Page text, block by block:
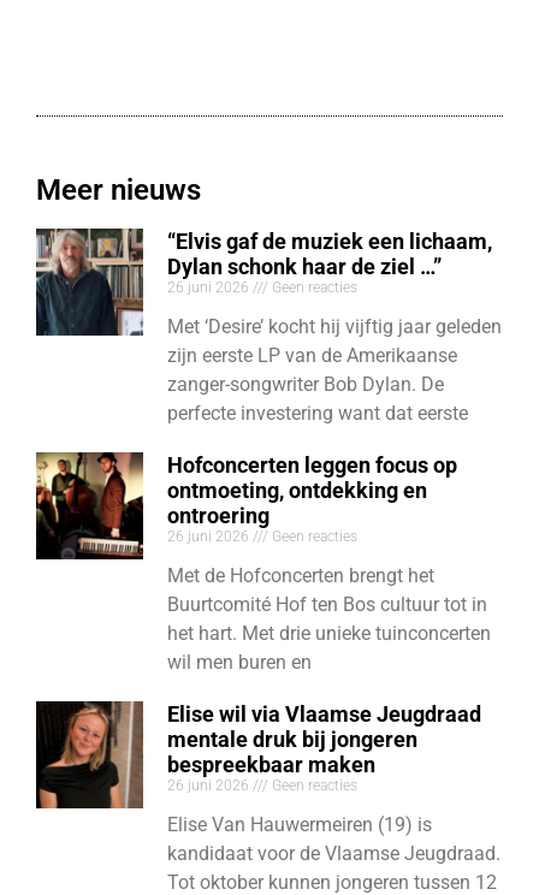
Meer nieuws
“Elvis gaf de muziek een lichaam,
Dylan schonk haar de ziel …”
26 juni 2026 Geen reacties
Met ‘Desire’ kocht hij vijftig jaar geleden
zijn eerste LP van de Amerikaanse
zanger-songwriter Bob Dylan. De
perfecte investering want dat eerste
Hofconcerten leggen focus op
ontmoeting, ontdekking en
ontroering
26 juni 2026 Geen reacties
Met de Hofconcerten brengt het
Buurtcomité Hof ten Bos cultuur tot in
het hart. Met drie unieke tuinconcerten
wil men buren en
Elise wil via Vlaamse Jeugdraad
mentale druk bij jongeren
bespreekbaar maken
26 juni 2026 Geen reacties
Elise Van Hauwermeiren (19) is
kandidaat voor de Vlaamse Jeugdraad.
Tot oktober kunnen jongeren tussen 12